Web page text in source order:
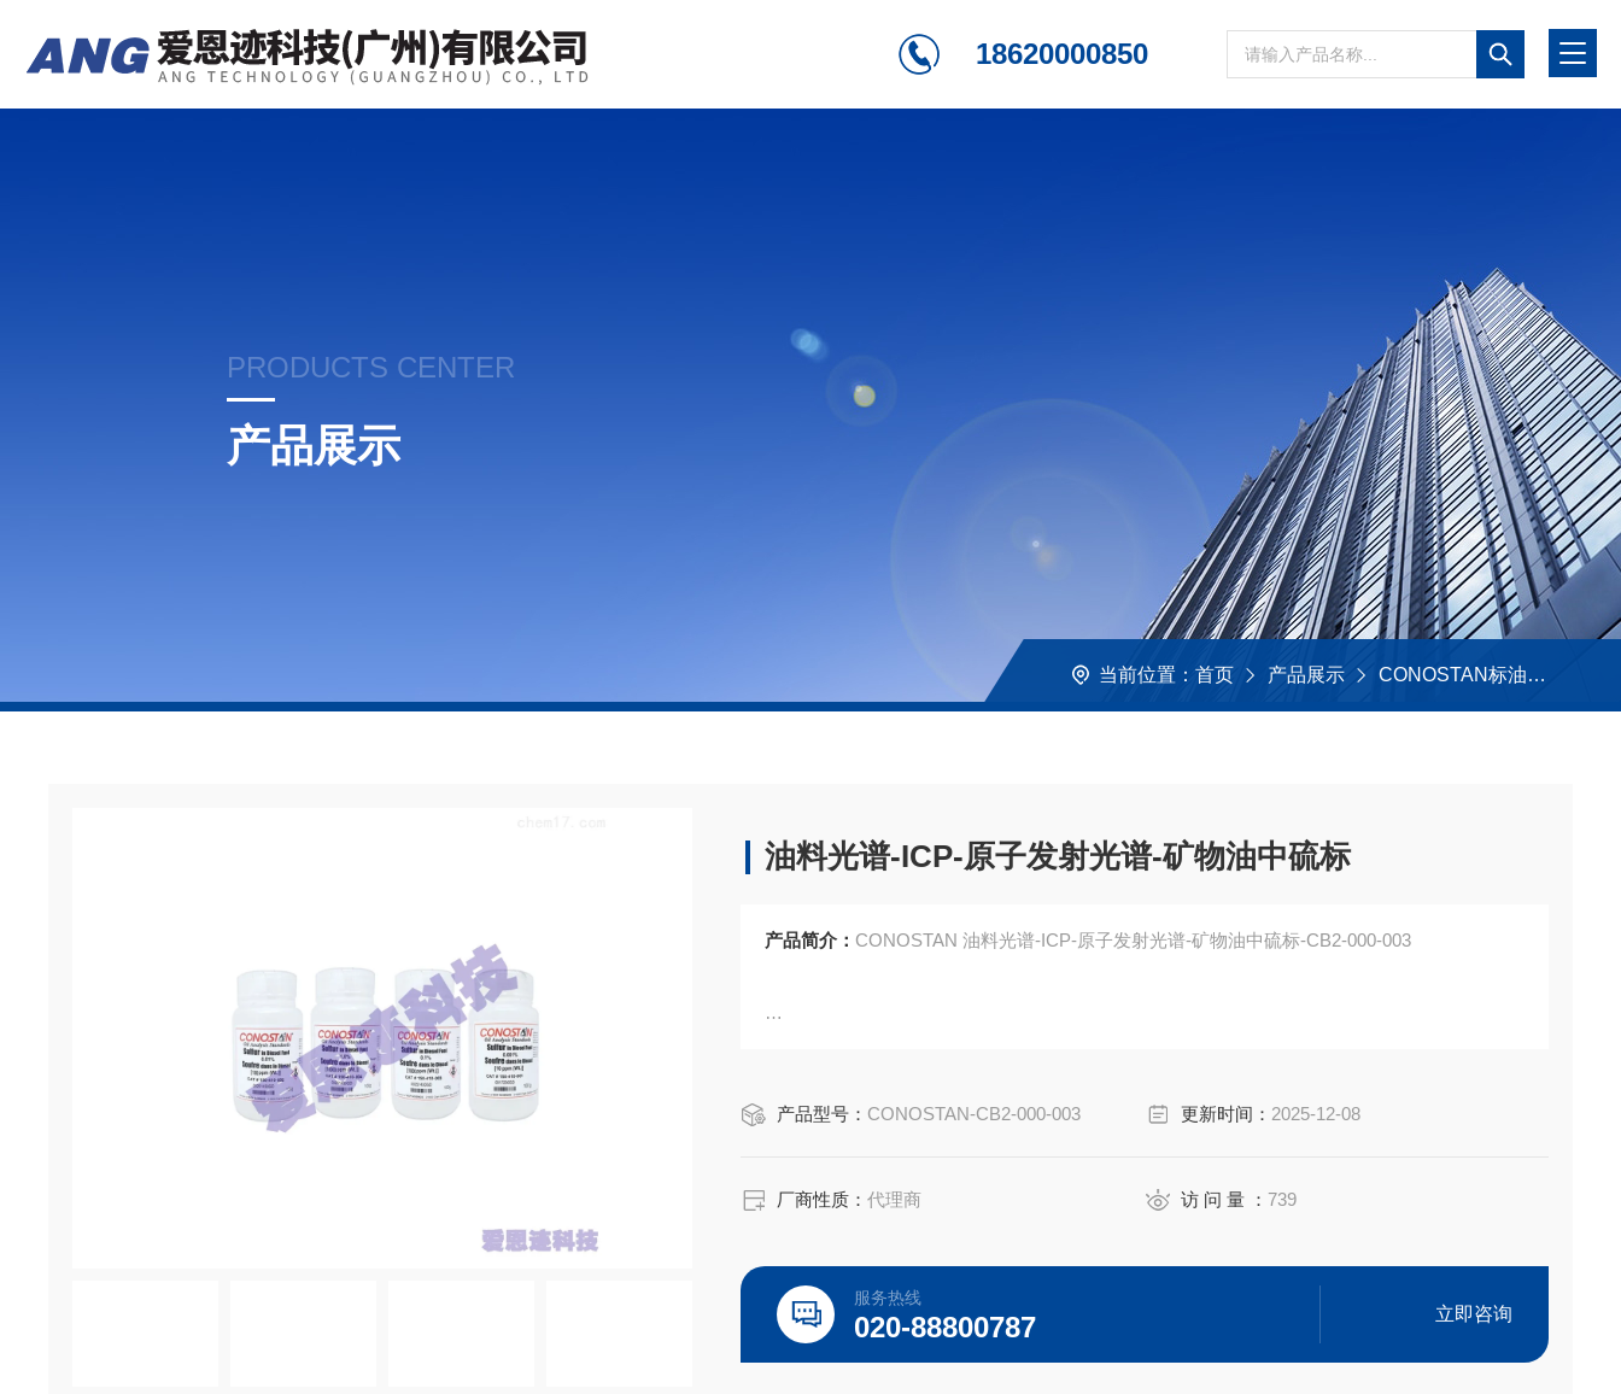
18620000850
PRODUCTS CENTER
产品展示
当前位置： 首页 产品展示 CONOSTAN标油
油料光谱-ICP-原子发射光谱-矿物油中硫标
产品简介： CONOSTAN 油料光谱-ICP-原子发射光谱-矿物油中硫标-CB2-000-003
Conostan 100g
润滑油是否有必要检测硫含量？
润滑油中的硫含量主要有两种来源，即基础油和添加剂，其中极压抗磨性剂是硫元素的主要来
源，多数润滑油中都会添加含硫型
产品型号： CONOSTAN-CB2-000-003 更新时间： 2025-12-08
厂商性质：代理商 访 问 量 ： 739
服务热线
020-88800787 立即咨询